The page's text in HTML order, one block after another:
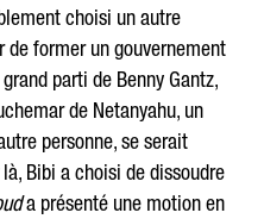
choisi un autre
former un gouvernement
parti de Benny Gantz,
de Netanyahu, un
personne, se serait
Bibi a choisi de dissoudre
a présenté une motion en